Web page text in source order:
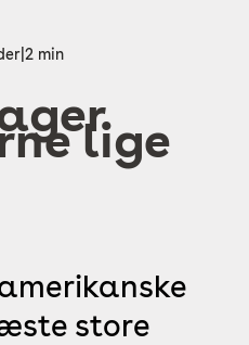
2 min
lige
store